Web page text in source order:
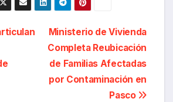
Ministerio de Vivienda
Completa Reubicación
de Familias Afectadas
por Contaminación en
Pasco